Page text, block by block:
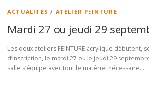
ACTUALITÉS / ATELIER PEINTURE
Mardi 27 ou jeudi 29
Les deux ateliers PEINTURE acrylique débutent,
d’inscription, le mardi 27 ou le jeudi 29
salle s’équipe avec tout le matériel nécessaire…